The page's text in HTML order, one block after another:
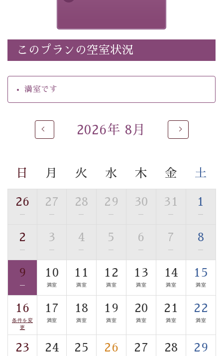
・朝食はこだわりの味噌汁をはじめとした和定食
自家源泉「美翠源泉」は酸化の進みが遅く新鮮で若返り
■お座敷風呂（大浴場）
温泉の成分に合わせ、防菌防カビの特殊素材の畳を使
※男性大浴場までのご移動には階段がございます。 予め
ご了承のほどお願いいたします。
■貸切温泉風呂 （40分2000円）
む貸切温泉風呂です。ゆったりといやされるプライベー
トな空間をお愉しみください。
【旅】
■諏訪大社4社を巡る無料参拝バス
豊富な知識を持ったドライバー兼ガイドが諏訪大社をご
案内します。
事前ご予約制ですので、ご利用ご希望の方
は【3日前まで】にお電話ください。
※交通規制などにより運行できない日がございます
※年末年始及び御柱祭前後は運行しておりません
このプランの空室状況
満室です
2026年 8月
日 月 火 水 木 金 土
26
—
27
—
28
—
29
—
30
—
31
—
1
—
2
—
3
—
4
—
5
—
6
—
7
—
8
—
9
—
10
満室
11
満室
12
満室
13
満室
14
満室
15
満室
16
条件を変
更
17
満室
18
満室
19
満室
20
満室
21
満室
22
満室
23 24 25 26 27 28 29